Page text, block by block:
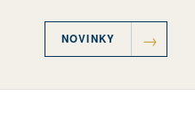
NOVINKY